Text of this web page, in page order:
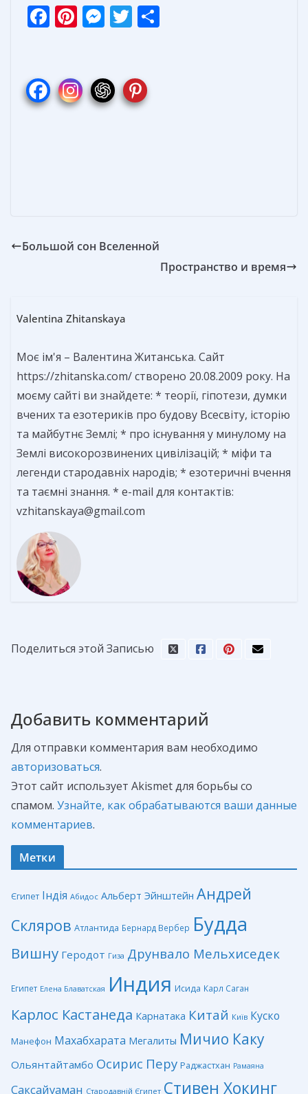
F
b
o
Pi
e
st
M
e
n
T
er
Большой сон Вселенной
Пространство и время
Valentina Zhitanskaya
Моє ім'я – Валентина Житанська. Сайт
https://zhitanska.com/ створено 20.08.2009 року. На
моєму сайті ви знайдете: * теорії, гіпотези, думки
вчених та езотериків про будову Всесвіту, історію
та майбутнє Землі; * про існування у минулому на
Землі високорозвинених цивілізацій; * міфи та
легенди стародавніх народів; * езотеричні вчення
та таємні знання. * e-mail для контактів:
vzhitanskaya@gmail.com
Поделиться этой Записью
Добавить комментарий
Для отправки комментария вам необходимо
авторизоваться.
Этот сайт использует Akismet для борьбы со
спамом. Узнайте, как обрабатываются ваши данные
комментариев.
Метки
Єгипет Індія Абидос Альберт Эйнштейн Андрей
Скляров Атлантида Бернард Вербер Будда
Вишну Геродот Гиза Друнвало Мельхиседек
Египет Елена Блаватская Индия Исида Карл Саган
Карлос Кастанеда Карнатака Китай Київ Куско
Манефон Махабхарата Мегалиты Мичио Каку
Ольянтайтамбо Осирис Перу Раджастхан Рамаяна
Саксайуаман Стародавній Єгипет Стивен Хокинг